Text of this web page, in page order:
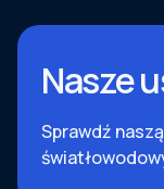
Nasze
Sprawdź